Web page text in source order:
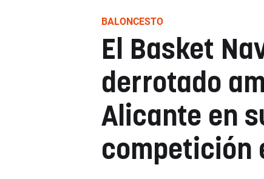
BALONCESTO
El Basket
derrotado
Alicante en
competición